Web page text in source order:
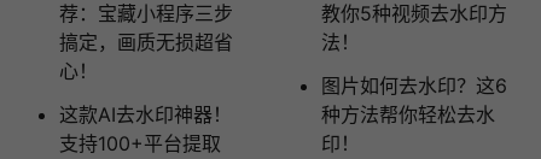
荐：宝藏小程序三步
搞定，画质无损超省
心！
这款AI去水印神器！
支持100+平台提取
教你5种视频去水印方
法！
图片如何去水印？这6
种方法帮你轻松去水
印！